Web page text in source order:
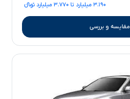
۳.۱۹۰ میلیارد تا ۳.۷۷۰ میلیارد تومانءءء
مقایسه و بررسی